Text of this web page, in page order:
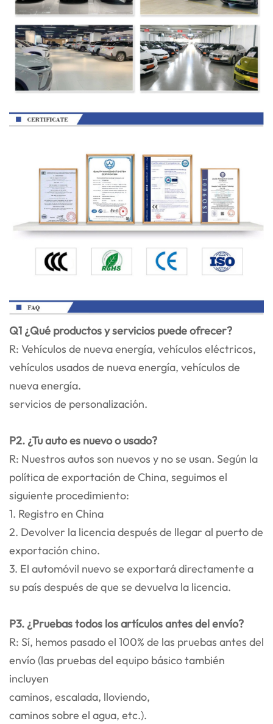
Q1 ¿Qué productos y servicios puede ofrecer?
R: Vehículos de nueva energía, vehículos eléctricos,
vehículos usados de nueva energía, vehículos de
nueva energía.
servicios de personalización.
P2. ¿Tu auto es nuevo o usado?
R: Nuestros autos son nuevos y no se usan. Según la
política de exportación de China, seguimos el
siguiente procedimiento:
1. Registro en China
2. Devolver la licencia después de llegar al puerto de
exportación chino.
3. El automóvil nuevo se exportará directamente a
su país después de que se devuelva la licencia.
P3. ¿Pruebas todos los artículos antes del envío?
R: Sí, hemos pasado el 100% de las pruebas antes del
envío (las pruebas del equipo básico también
incluyen
caminos, escalada, lloviendo,
caminos sobre el agua, etc.).